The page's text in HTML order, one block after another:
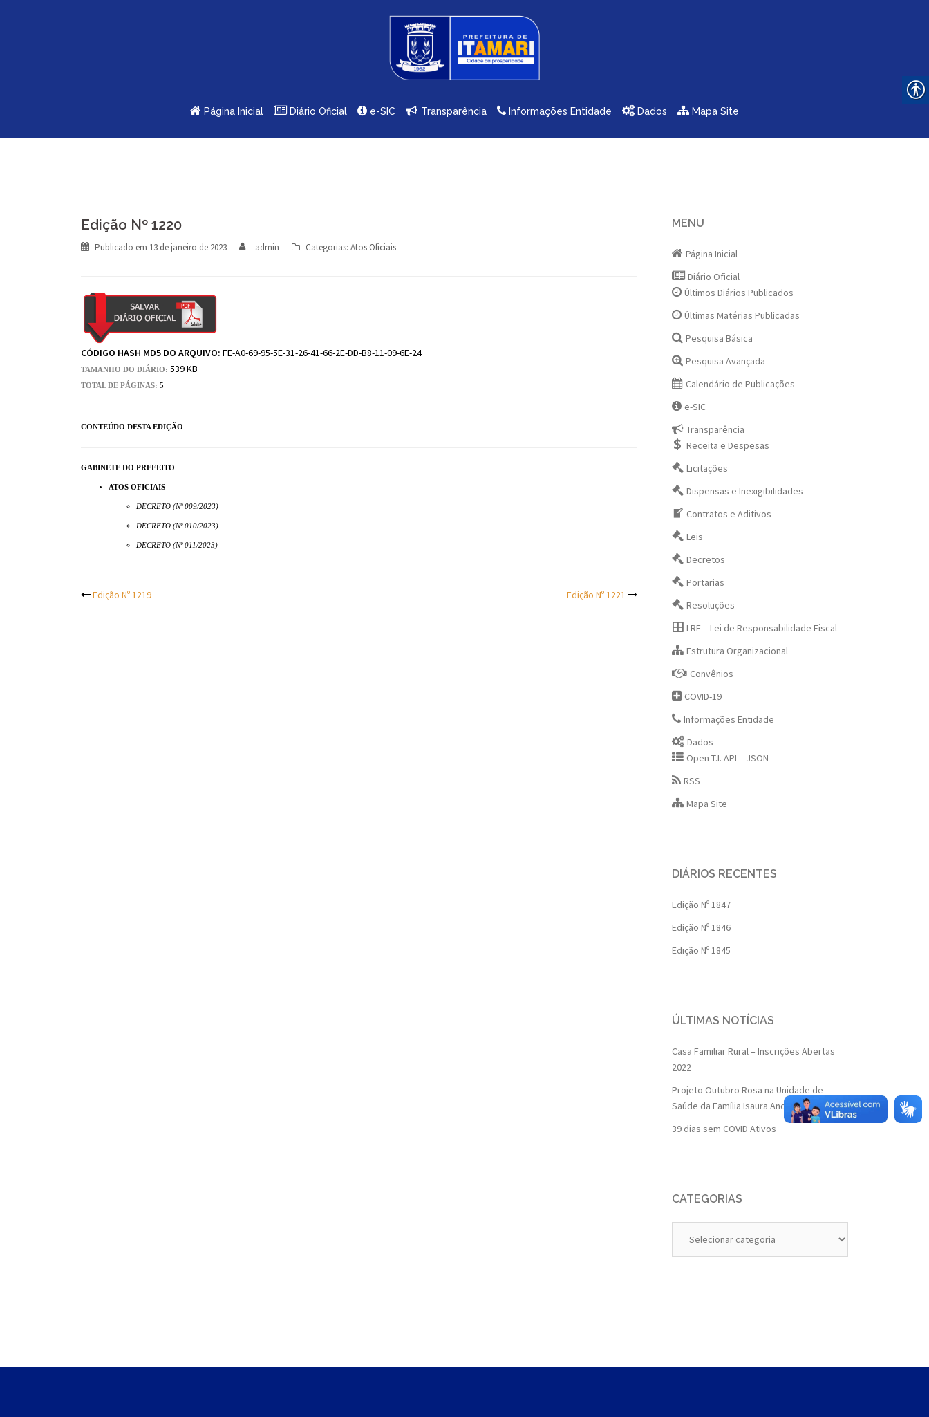
Página Inicial Diário Oficial e-SIC Transparência Informações Entidade Dados Mapa Site
Edição Nº 1220
Publicado em 13 de janeiro de 2023 admin Categorias: Atos Oficiais
CÓDIGO HASH MD5 DO ARQUIVO: FE-A0-69-95-5E-31-26-41-66-2E-DD-B8-11-09-6E-24
TAMANHO DO DIÁRIO: 539 KB
TOTAL DE PÁGINAS: 5
CONTEÚDO DESTA EDIÇÃO
GABINETE DO PREFEITO
ATOS OFICIAIS
DECRETO (Nº 009/2023)
DECRETO (Nº 010/2023)
DECRETO (Nº 011/2023)
Post
Edição Nº 1219 Edição Nº 1221
MENU
Página Inicial
Diário Oficial
Últimos Diários Publicados
Últimas Matérias Publicadas
Pesquisa Básica
Pesquisa Avançada
Calendário de Publicações
e-SIC
Transparência
Receita e Despesas
Licitações
Dispensas e Inexigibilidades
Contratos e Aditivos
Leis
Decretos
Portarias
Resoluções
LRF – Lei de Responsabilidade Fiscal
Estrutura Organizacional
Convênios
COVID-19
Informações Entidade
Dados
Open T.I. API – JSON
RSS
Mapa Site
DIÁRIOS RECENTES
Edição Nº 1847
Edição Nº 1846
Edição Nº 1845
ÚLTIMAS NOTÍCIAS
Casa Familiar Rural – Inscrições Abertas
2022
Projeto Outubro Rosa na Unidade de
Saúde da Família Isaura Andrade
39 dias sem COVID Ativos
CATEGORIAS